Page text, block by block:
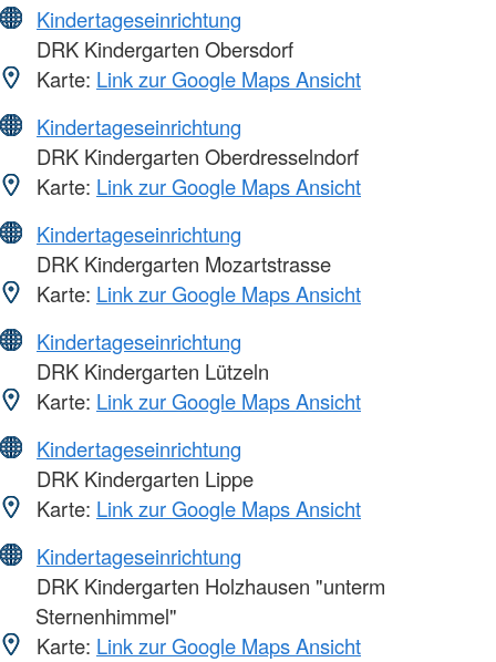
Kindertageseinrichtung
DRK Kindergarten Obersdorf
Karte: Link zur Google Maps Ansicht
Kindertageseinrichtung
DRK Kindergarten Oberdresselndorf
Karte: Link zur Google Maps Ansicht
Kindertageseinrichtung
DRK Kindergarten Mozartstrasse
Karte: Link zur Google Maps Ansicht
Kindertageseinrichtung
DRK Kindergarten Lützeln
Karte: Link zur Google Maps Ansicht
Kindertageseinrichtung
DRK Kindergarten Lippe
Karte: Link zur Google Maps Ansicht
Kindertageseinrichtung
DRK Kindergarten Holzhausen "unterm
Sternenhimmel"
Karte: Link zur Google Maps Ansicht